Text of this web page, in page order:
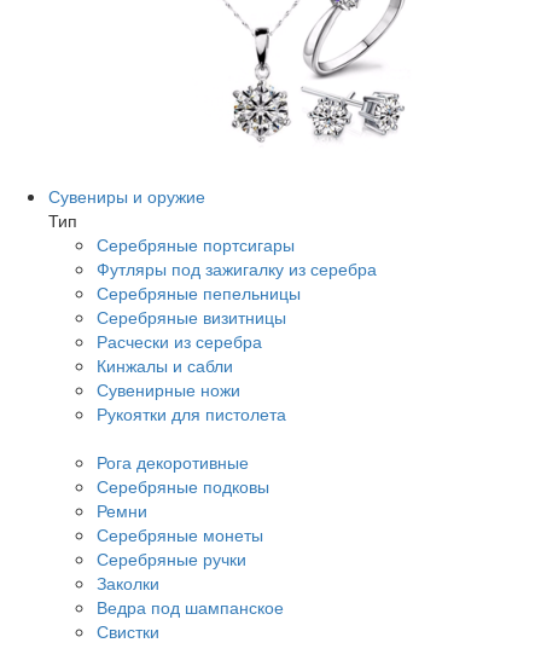
Сувениры и оружие
Тип
Серебряные портсигары
Футляры под зажигалку из серебра
Серебряные пепельницы
Серебряные визитницы
Расчески из серебра
Кинжалы и сабли
Сувенирные ножи
Рукоятки для пистолета
Рога декоротивные
Серебряные подковы
Ремни
Серебряные монеты
Серебряные ручки
Заколки
Ведра под шампанское
Свистки